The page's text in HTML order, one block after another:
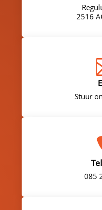
2516
Stuur
085